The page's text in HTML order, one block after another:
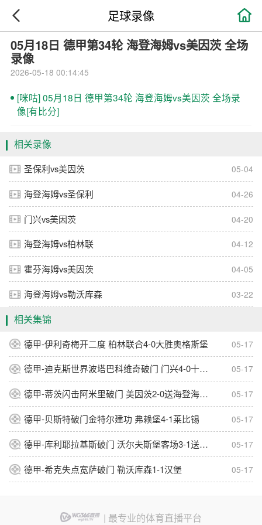

足球录像
05月18日 德甲第34轮 海登海姆vs美因茨 全场
录像
2026-05-18 00:14:45
[咪咕] 05月18日 德甲第34轮 海登海姆vs美因茨 全场录
像[有比分]
相关录像
圣保利vs美因茨 05-04
海登海姆vs圣保利 04-26
门兴vs美因茨 04-20
海登海姆vs柏林联 04-12
霍芬海姆vs美因茨 04-05
海登海姆vs勒沃库森 03-22
相关集锦
德甲-伊利奇梅开二度 柏林联合4-0大胜奥格斯堡 05-17
德甲-迪克斯世界波塔巴科维奇破门 门兴4-0十人霍芬海姆 05-17
德甲-蒂茨闪击阿米里破门 美因茨2-0送海登海姆降级 05-17
德甲-贝斯特破门金特尔建功 弗赖堡4-1莱比锡 05-17
德甲-库利耶拉基斯破门 沃尔夫斯堡客场3-1送圣保利降级 05-17
德甲-希克失点宽萨破门 勒沃库森1-1汉堡 05-17
| 最专业的体育直播平台